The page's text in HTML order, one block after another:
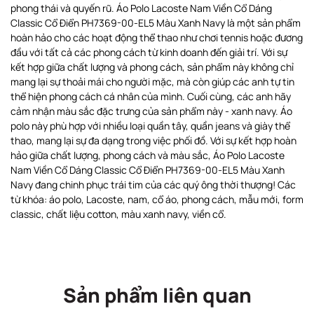
phong thái và quyến rũ. Áo Polo Lacoste Nam Viền Cổ Dáng
Classic Cổ Điển PH7369-00-EL5 Màu Xanh Navy là một sản phẩm
hoàn hảo cho các hoạt động thể thao như chơi tennis hoặc đương
đầu với tất cả các phong cách từ kinh doanh đến giải trí. Với sự
kết hợp giữa chất lượng và phong cách, sản phẩm này không chỉ
mang lại sự thoải mái cho người mặc, mà còn giúp các anh tự tin
thể hiện phong cách cá nhân của mình. Cuối cùng, các anh hãy
cảm nhận màu sắc đặc trưng của sản phẩm này - xanh navy. Áo
polo này phù hợp với nhiều loại quần tây, quần jeans và giày thể
thao, mang lại sự đa dạng trong việc phối đồ. Với sự kết hợp hoàn
hảo giữa chất lượng, phong cách và màu sắc, Áo Polo Lacoste
Nam Viền Cổ Dáng Classic Cổ Điển PH7369-00-EL5 Màu Xanh
Navy đang chinh phục trái tim của các quý ông thời thượng! Các
từ khóa: áo polo, Lacoste, nam, cổ áo, phong cách, mẫu mới, form
classic, chất liệu cotton, màu xanh navy, viền cổ.
Sản phẩm liên quan